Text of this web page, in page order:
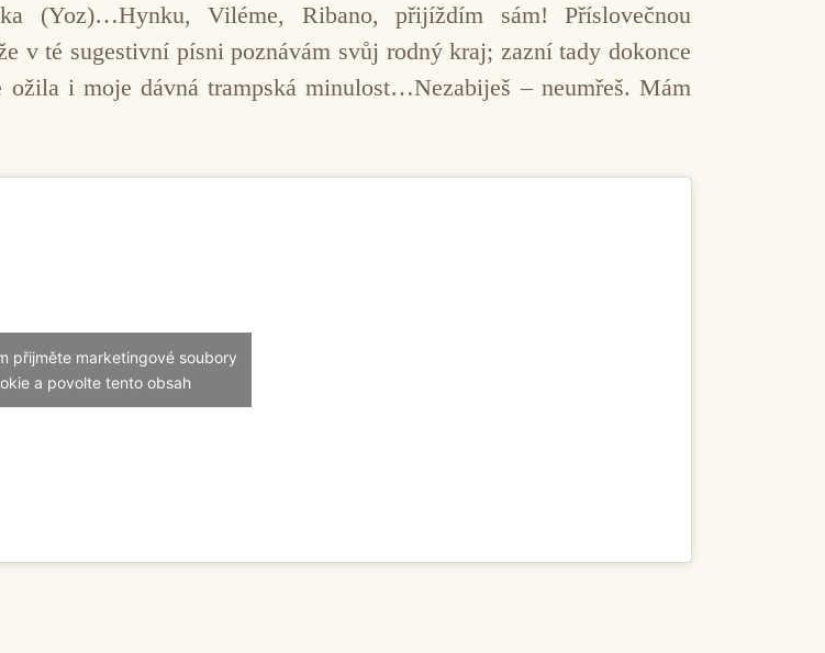
(Yoz)…Hynku, Viléme, Ribano, přijíždím sám! Příslovečnou
v té sugestivní písni poznávám svůj rodný kraj; zazní tady dokonce
i moje dávná trampská minulost…Nezabiješ – neumřeš. Mám
přijměte marketingové soubory
a povolte tento obsah